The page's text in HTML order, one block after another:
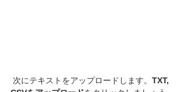
次にテキストをアップロードします。 TXT,